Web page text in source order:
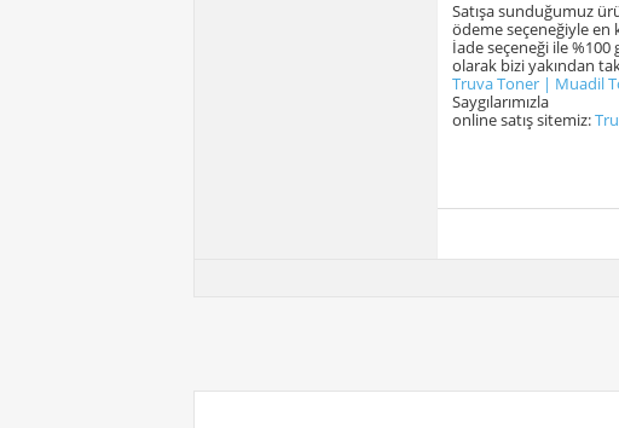
Satışa sunduğumuz
ödeme seçeneğiyle en
İade seçeneği ile
olarak bizi yakından
Truva Toner | Muadil
Saygılarımızla
online satış sitemiz: